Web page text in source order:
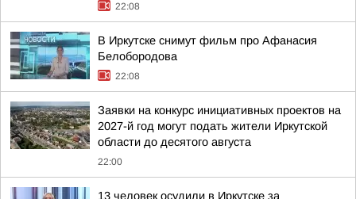
22:08
В Иркутске снимут фильм про Афанасия
Белобородова
22:08
Заявки на конкурс инициативных проектов на
2027-й год могут подать жители Иркутской
области до десятого августа
22:00
13 человек осудили в Иркутске за